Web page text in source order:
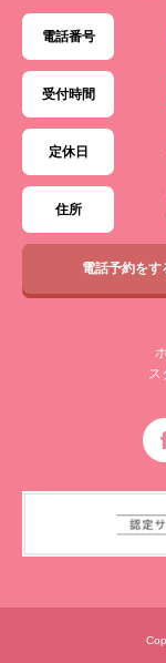
電話番号
受付時間
定休日
住所
電話予約をす
ス